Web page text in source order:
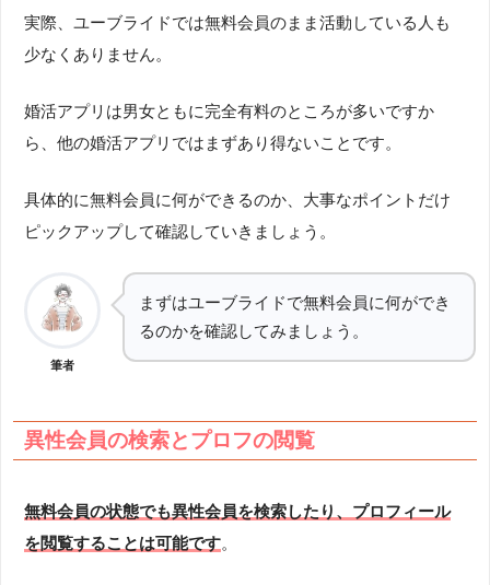
実際、ユーブライドでは無料会員のまま活動している人も
少なくありません。
婚活アプリは男女ともに完全有料のところが多いですか
ら、他の婚活アプリではまずあり得ないことです。
具体的に無料会員に何ができるのか、大事なポイントだけ
ピックアップして確認していきましょう。
筆者
まずはユーブライドで無料会員に何ができ
るのかを確認してみましょう。
異性会員の検索とプロフの閲覧
無料会員の状態でも異性会員を検索したり、プロフィール
を閲覧することは可能です。